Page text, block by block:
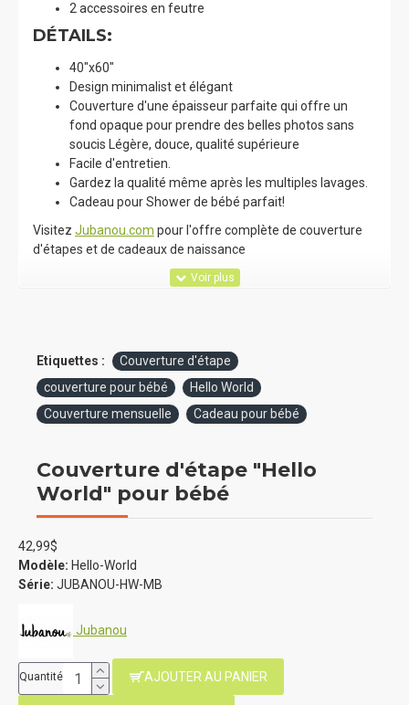
2 accessoires en feutre
DÉTAILS:
40"x60"
Design minimalist et élégant
Couverture d'une épaisseur parfaite qui offre un
fond opaque pour prendre des belles photos sans
soucis Légère, douce, qualité supérieure
Facile d'entretien.
Gardez la qualité même après les multiples lavages.
Cadeau pour Shower de bébé parfait!
Visitez Jubanou.com pour l'offre complète de couverture
d'étapes et de cadeaux de naissance
Etiquettes :
Couverture d'étape
couverture pour bébé
Hello World
Couverture mensuelle
Cadeau pour bébé
Couverture d'étape "Hello
World" pour bébé
42,99$
Modèle: Hello-World
Série: JUBANOU-HW-MB
Jubanou
Quantité AJOUTER AU PANIER